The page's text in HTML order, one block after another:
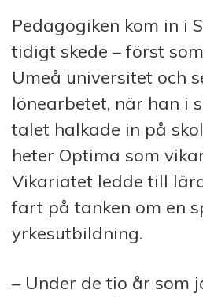
Pedagogiken kom in i
tidigt skede – först
Umeå universitet och
lönearbetet, när han i
talet halkade in på
heter Optima som
Vikariatet ledde till
fart på tanken om en
yrkesutbildning.
– Under de tio år som